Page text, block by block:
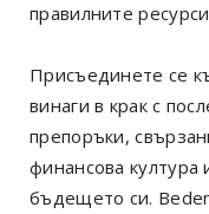
правилните
Присъединете се
винаги в крак с
препоръки,
финансова култура
бъдещето си.